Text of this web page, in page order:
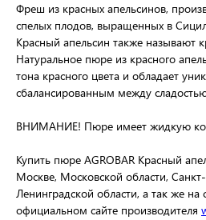
Фреш из красных апельсинов,
спелых плодов, выращенных в
Красный апельсин также называют
Натуральное пюре из красного
тона красного цвета и обладает
сбалансированным между
ВНИМАНИЕ! Пюре имеет жидкую
Купить пюре AGROBAR Красный
Москве, Московской области,
Ленинградской области, а так же
официальном сайте производителя